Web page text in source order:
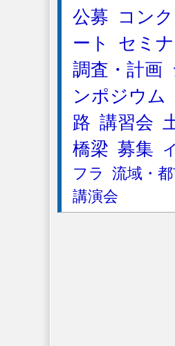
公募
コンク
ート
セミ
調査・計画
ンポジウム
路 講習会
橋梁 募集
フラ
流域・
講演会